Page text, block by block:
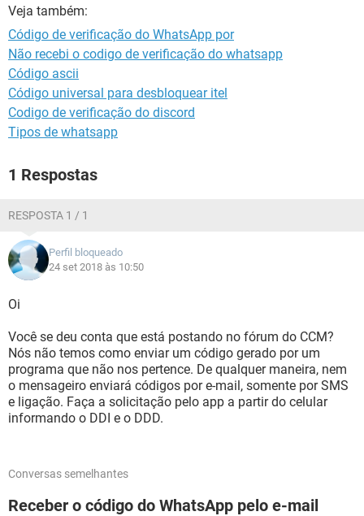
GUIA DE COMPRAS
Veja também:
Código de verificação do WhatsApp por
Não recebi o codigo de verificação do whatsapp
Código ascii
Código universal para desbloquear itel
Codigo de verificação do discord
Tipos de whatsapp
1 Respostas
RESPOSTA 1 / 1
Perfil bloqueado
24 set 2018 às 10:50
Oi
Você se deu conta que está postando no fórum do CCM?
Nós não temos como enviar um código gerado por um
programa que não nos pertence. De qualquer maneira, nem
o mensageiro enviará códigos por e-mail, somente por SMS
e ligação. Faça a solicitação pelo app a partir do celular
informando o DDI e o DDD.
Conversas semelhantes
Receber o código do WhatsApp pelo e-mail